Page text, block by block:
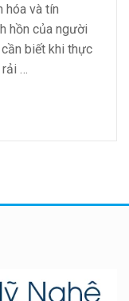
hóa và tín
hồn của người
biết khi thực
rải …